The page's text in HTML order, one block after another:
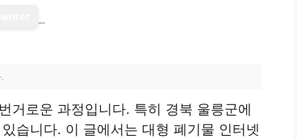
거로운 과정입니다. 특히 경북 울릉군에
습니다. 이 글에서는 대형 폐기물 인터넷